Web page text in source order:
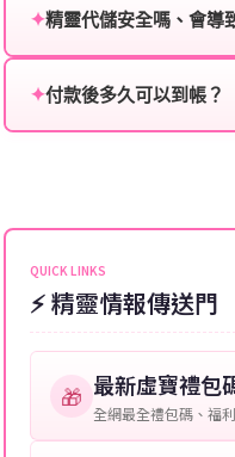
角色名稱：您遊戲中的
等級：角色的當前等級。
提供這些信息能幫助我
保您盡享遊戲樂趣！
贈送、大額儲值優惠
✦精靈代儲安全嗎、會導
單，不使用外掛程式
✦付款後多久可以到帳？
可直接聯絡客服查詢
QUICK LINKS
⚡ 精靈情報傳送門
🎁 最新虛寶禮包
全網最全禮包碼、福